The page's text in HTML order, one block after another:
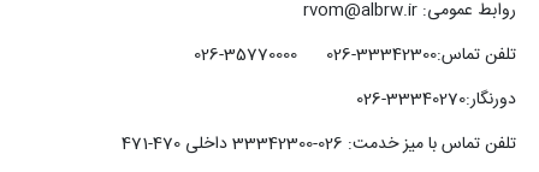
روابط عمومی: rvom@albrw.ir
تلفن تماس:33342300-026 35770000-026
دورنگار:33340270-026
تلفن تماس با میز خدمت: 026-33342300 داخلی 470-471